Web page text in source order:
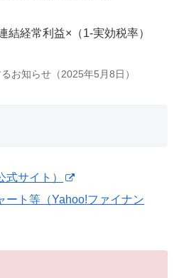
経常利益×（1-実効税率）
お知らせ（2025年5月8日）
サイト）
ート等（Yahoo!ファイナン